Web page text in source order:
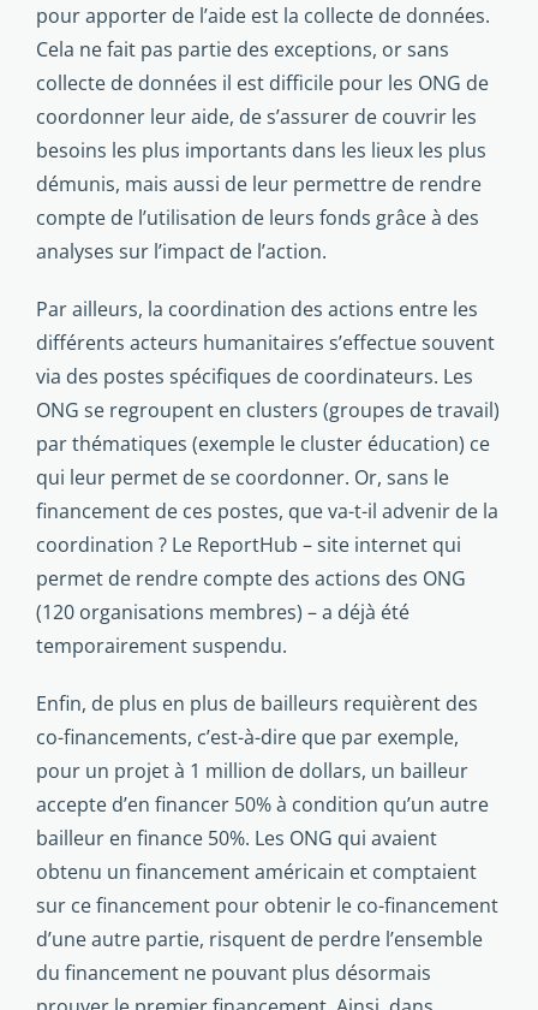
pour apporter de l’aide est la collecte de données.
Cela ne fait pas partie des exceptions, or sans
collecte de données il est difficile pour les ONG de
coordonner leur aide, de s’assurer de couvrir les
besoins les plus importants dans les lieux les plus
démunis, mais aussi de leur permettre de rendre
compte de l’utilisation de leurs fonds grâce à des
analyses sur l’impact de l’action.
Par ailleurs, la coordination des actions entre les
diffé­rents acteurs humanitaires s’effectue souvent
via des postes spécifiques de coordinateurs. Les
ONG se regroupent en clus­ters (groupes de travail)
par thématiques (exemple le cluster éducation) ce
qui leur permet de se coordonner. Or, sans le
financement de ces postes, que va-t-il advenir de la
coordi­nation ? Le ReportHub – site internet qui
permet de rendre compte des actions des ONG
(120 organisations membres) – a déjà été
temporairement suspendu.
Enfin, de plus en plus de bailleurs requièrent des
co-fi­nancements, c’est-à-dire que par exemple,
pour un projet à 1 million de dollars, un bailleur
accepte d’en financer 50% à condition qu’un autre
bailleur en finance 50%. Les ONG qui avaient
obtenu un financement américain et comptaient
sur ce financement pour obtenir le co-financement
d’une autre partie, risquent de perdre l’ensemble
du financement ne pouvant plus désormais